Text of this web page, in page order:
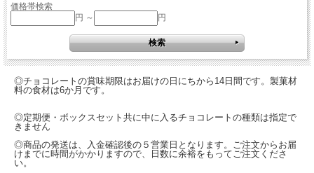
価格帯検索
円 ～
円
◎チョコレートの賞味期限はお届けの日にちから14日間です。製菓材
料の食材は6か月です。
◎定期便・ボックスセット共に中に入るチョコレートの種類は指定で
きません
◎商品の発送は、入金確認後の５営業日となります。ご注文からお届
けまでに時間がかかりますので、日数に余裕をもってご注文くださ
い。